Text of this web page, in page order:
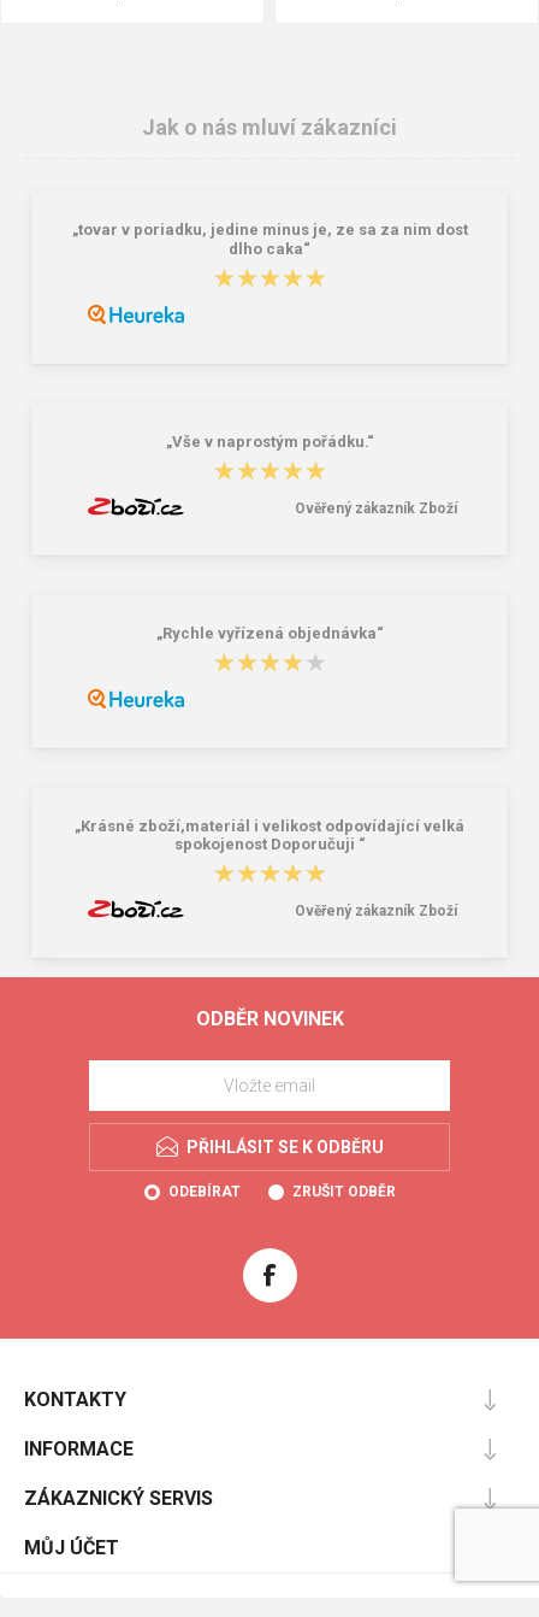
Granite 5 21747-19 Sluneční brýle
Jak o nás mluví zákazníci
„tovar v poriadku, jedine minus je, ze sa za nim dost
dlho caka“
★★★★★
★★★★★
„Vše v naprostým pořádku.“
★★★★★
★★★★★
Ověřený zákazník Zboží
„Rychle vyřízená objednávka“
★★★★★
★★★★★
„Krásné zboží,materiál i velikost odpovídající velká
spokojenost Doporučuji “
★★★★★
★★★★★
Ověřený zákazník Zboží
ODBĚR NOVINEK
PŘIHLÁSIT SE K ODBĚRU
ODEBÍRAT ZRUŠIT ODBĚR
KONTAKTY
INFORMACE
ZÁKAZNICKÝ SERVIS
MŮJ ÚČET